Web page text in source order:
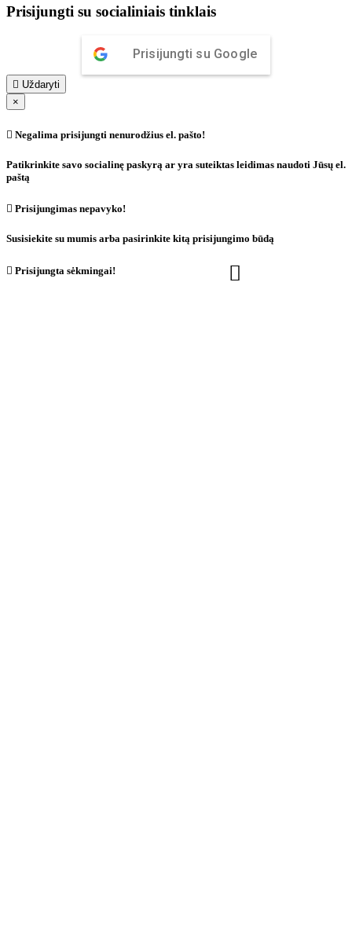

Prisijungti su socialiniais tinklais
Prisijungti su Google
 Uždaryti
×
 Negalima prisijungti nenurodžius el. pašto!
Patikrinkite savo socialinę paskyrą ar yra suteiktas leidimas naudoti Jūsų el.
paštą
 Prisijungimas nepavyko!
Susisiekite su mumis arba pasirinkite kitą prisijungimo būdą
 Prisijungta sėkmingai!